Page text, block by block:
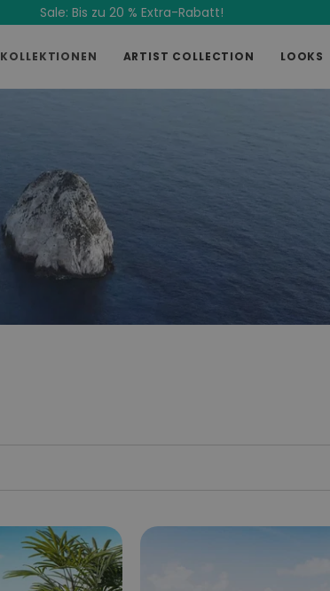
Sale: Bis zu 20 % Extra-Rabatt!
KOLLEKTIONEN ARTIST COLLECTION LOOKS